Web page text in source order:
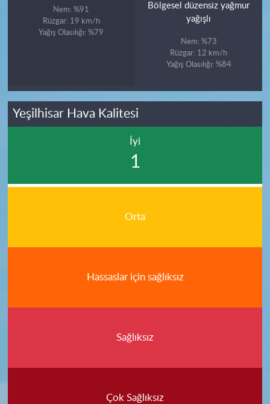
Nem: %91
Rüzgar: 19 km/h
Yağış Olasılığı: %79
Bölgesel düzensiz yağmur
yağışlı
Nem: %73
Rüzgar: 12 km/h
Yağış Olasılığı: %84
Yeşilhisar Hava Kalitesi
İyi
1
Orta
Hassaslar için sağlıksız
Sağlıksız
Çok Sağlıksız